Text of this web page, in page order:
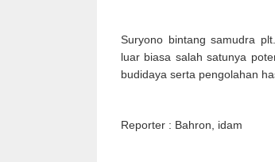
Suryono bintang samudra
luar biasa salah satunya
budidaya serta pengolahan
Reporter : Bahron, idam